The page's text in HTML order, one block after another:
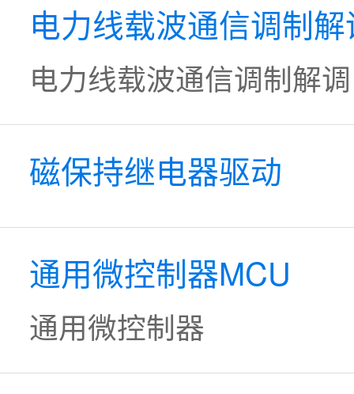
电力线载波通信调制
电力线载波通信调制解
磁保持继电器驱动
通用微控制器MCU
通用微控制器